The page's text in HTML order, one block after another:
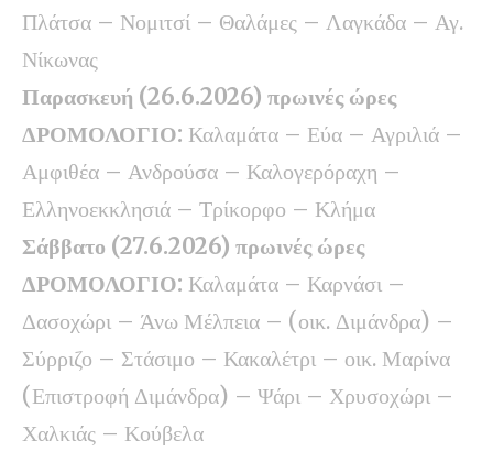
Πλάτσα – Νομιτσί – Θαλάμες – Λαγκάδα – Αγ.
Νίκωνας
Παρασκευή (26.6.2026) πρωινές ώρες
ΔΡΟΜΟΛΟΓΙΟ: Καλαμάτα – Εύα – Αγριλιά –
Αμφιθέα – Ανδρούσα – Καλογερόραχη –
Ελληνοεκκλησιά – Τρίκορφο – Κλήμα
Σάββατο (27.6.2026) πρωινές ώρες
ΔΡΟΜΟΛΟΓΙΟ: Καλαμάτα – Καρνάσι –
Δασοχώρι – Άνω Μέλπεια – (οικ. Διμάνδρα) –
Σύρριζο – Στάσιμο – Κακαλέτρι – οικ. Μαρίνα
(Επιστροφή Διμάνδρα) – Ψάρι – Χρυσοχώρι –
Χαλκιάς – Κούβελα